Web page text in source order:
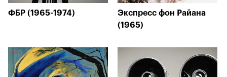
ФБР (1965-1974)
Экспресс фон Райана
(1965)